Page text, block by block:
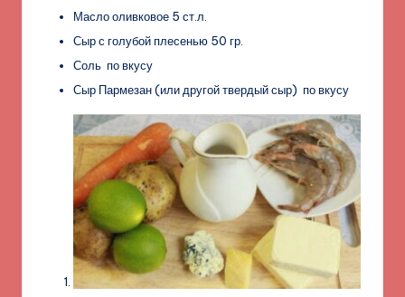
Масло оливковое 5 ст.л.
Сыр с голубой плесенью 50 гр.
Соль по вкусу
Сыр Пармезан (или другой твердый сыр) по вкусу